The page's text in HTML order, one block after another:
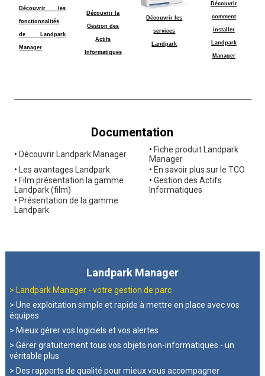
Découvrir les
fonctionnalités
de Landpark
Manager
Découvrir la
Gestion des
Actifs
Informatiques
Découvrir les
services
Landpark
Découvrir
comment
installer
Landpark
Manager
Documentation
• Découvrir Landpark Manager • Fiche produit Landpark
Manager
•
Les avantages Landpark • En savoir plus sur le TCO
• Film présentation la gamme
Landpark (film)
• Gestion des Actifs
Informatiques
• Présentation de la gamme
Landpark
Landpark Manager
>
Landpark Manager - votre gestion de parc
> Une exploitation simple et rapide à mettre en place avec vos
équipes
> Mieux gérer vos logiciels et vos alertes
> Gérer gratuitement tous vos objets non-informatiques - un
véritable plus
> Des rapports de qualité pour mieux vous accompagner